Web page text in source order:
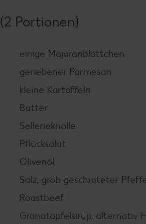
(2 Portionen)
einige Majoranblättchen
geriebener Parmesan
kleine Kartoffeln
Butter
Sellerieknolle
Pflücksalat
Olivenöl
Salz, grob geschroteter
Roastbeef
Granatapfelsirup, alternativ